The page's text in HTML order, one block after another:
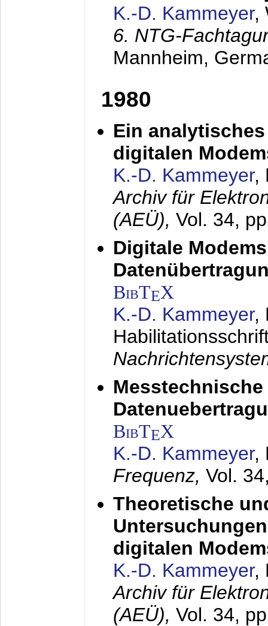
K.-D. Kammeyer,
6. NTG-
Mannheim,
1980
Ein
digitalen
K.-D. Kammeyer,
Archiv für
(AEÜ), Vol. 34,
Digitale
BibTEX
K.-D. Kammeyer,
BibTEX
K.-D. Kammeyer,
Frequenz, Vol.
Theoretische
digitalen
K.-D. Kammeyer,
Archiv für
(AEÜ), Vol. 34,